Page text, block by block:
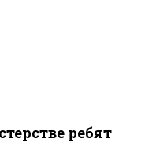
ребят